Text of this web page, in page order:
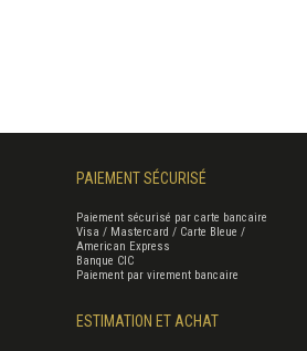
PAIEMENT SÉCURISÉ
Paiement sécurisé par carte bancaire
Visa / Mastercard / Carte Bleue /
American Express
Banque CIC
Paiement par virement bancaire
ESTIMATION ET ACHAT